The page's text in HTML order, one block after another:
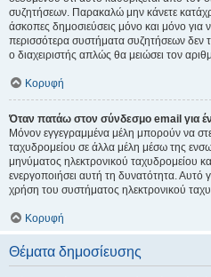
συζητήσεων. Παρακαλώ μην κάνετε
άσκοπες δημοσιεύσεις μόνο και μόνο για
περισσότερα συστήματα συζητήσεων δεν
ο διαχειριστής απλώς θα μειώσει τον
Κορυφή
Όταν πατάω στον σύνδεσμο email για
Μόνον εγγεγραμμένα μέλη μπορούν να
ταχυδρομείου σε άλλα μέλη μέσω της
μηνύματος ηλεκτρονικού ταχυδρομείου
ενεργοποιήσει αυτή τη δυνατότητα. Αυτό
χρήση του συστήματος ηλεκτρονικού
Κορυφή
Θέματα δημοσίευσης